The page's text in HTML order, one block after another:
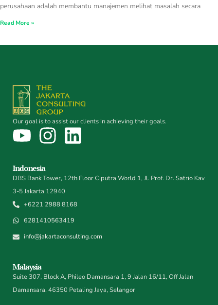
perusahaan adalah membantu manajemen melihat masalah secara
Read More »
Our goal is to assist our clients in achieving their goals.
Indonesia
DBS Bank Tower, 12th Floor Ciputra World 1, Jl. Prof. Dr. Satrio Kav
3-5 Jakarta 12940
+6221 2988 8168
6281410563419
info@jakartaconsulting.com
Malaysia
Suite 307, Block A, Phileo Damansara 1, 9 Jalan 16/11, Off Jalan
Damansara, 46350 Petaling Jaya, Selangor